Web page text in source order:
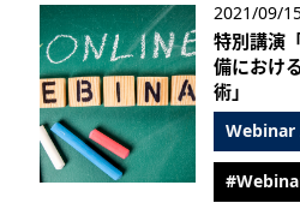
2021/09/
特別講演
備におけ
術」
Webinar